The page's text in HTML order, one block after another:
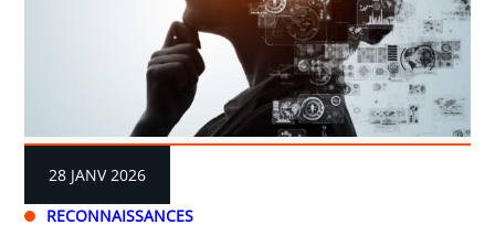
RECONNAISSANCES
28 JANV 2026